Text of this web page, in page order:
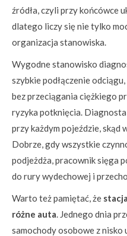
źródła, czyli przy końcówce
dlatego liczy się nie tylko
organizacja stanowiska.
Wygodne stanowisko
szybkie podłączenie
bez przeciągania ciężkiego
ryzyka potknięcia.
przy każdym pojeździe, skąd
Dobrze, gdy wszystkie
podjeżdża, pracownik sięga
do rury wydechowej i
Warto też pamiętać, że
różne auta . Jednego dnia
samochody osobowe z nisko